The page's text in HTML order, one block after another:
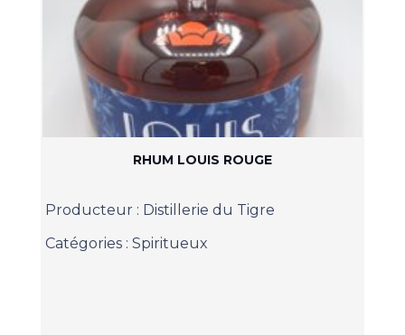
RHUM LOUIS ROUGE
Producteur : Distillerie du Tigre
Catégories : Spiritueux